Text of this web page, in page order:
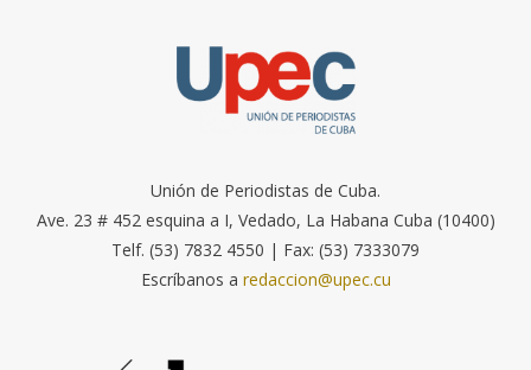
Unión de Periodistas de Cuba.
Ave. 23 # 452 esquina a I, Vedado, La Habana Cuba (10400)
Telf. (53) 7832 4550 | Fax: (53) 7333079
Escríbanos a redaccion@upec.cu